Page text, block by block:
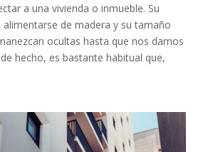
a una vivienda o inmueble. Su
alimentarse de madera y su tamaño
ocultas hasta que nos damos
hecho, es bastante habitual que,